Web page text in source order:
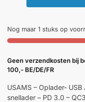
Nog maar 1 stuks op
Geen verzendkosten bij
100,- BE/DE/FR
USAMS – Oplader-
snellader – PD 3.0 –